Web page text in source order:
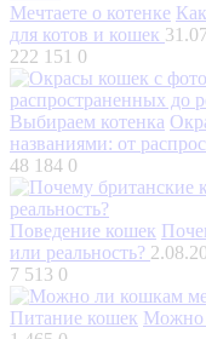
Мечтаете о котенке
для котов и кошек
222 151 0
Выбираем котенка
названиями: от
48 184 0
Поведение кошек
или реальность?
7 513 0
Питание кошек Можно